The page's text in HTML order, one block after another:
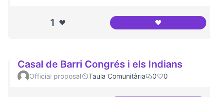
1 ❤️ ❤️Centre Cívic Can
Casal de Barri Congrés i els Indians
Official proposal Taula Comunitària 0 0